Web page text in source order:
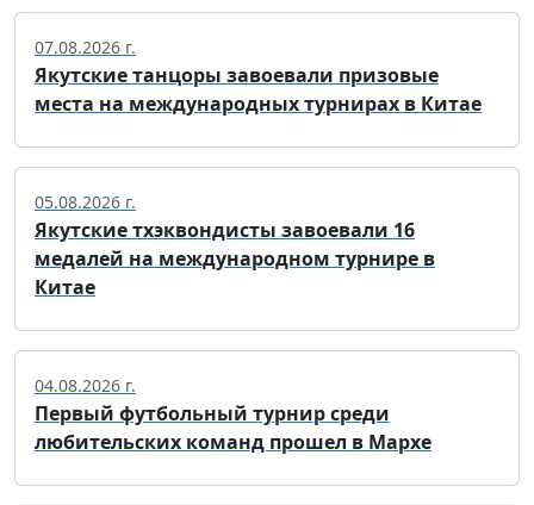
07.08.2026 г.
Якутские танцоры завоевали призовые
места на международных турнирах в Китае
05.08.2026 г.
Якутские тхэквондисты завоевали 16
медалей на международном турнире в
Китае
04.08.2026 г.
Первый футбольный турнир среди
любительских команд прошел в Мархе